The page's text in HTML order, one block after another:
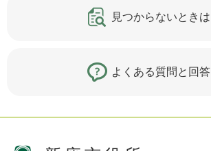
見つからないときは
よくある質問と回答